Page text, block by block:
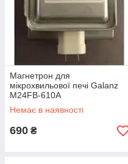
Магнетрон для
мікрохвильової печі Galanz
M24FB-610A
Немає в наявності
690 ₴